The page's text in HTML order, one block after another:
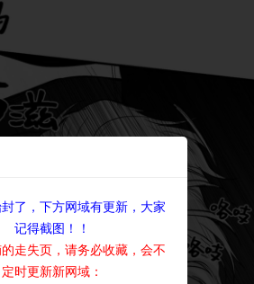
了，下方网域有更新，大家
记得截图！！
走失页，请务必收藏，会不
定时更新新网域：